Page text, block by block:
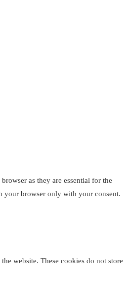
as they are essential for the
your browser only with your consent.
website. These cookies do not store